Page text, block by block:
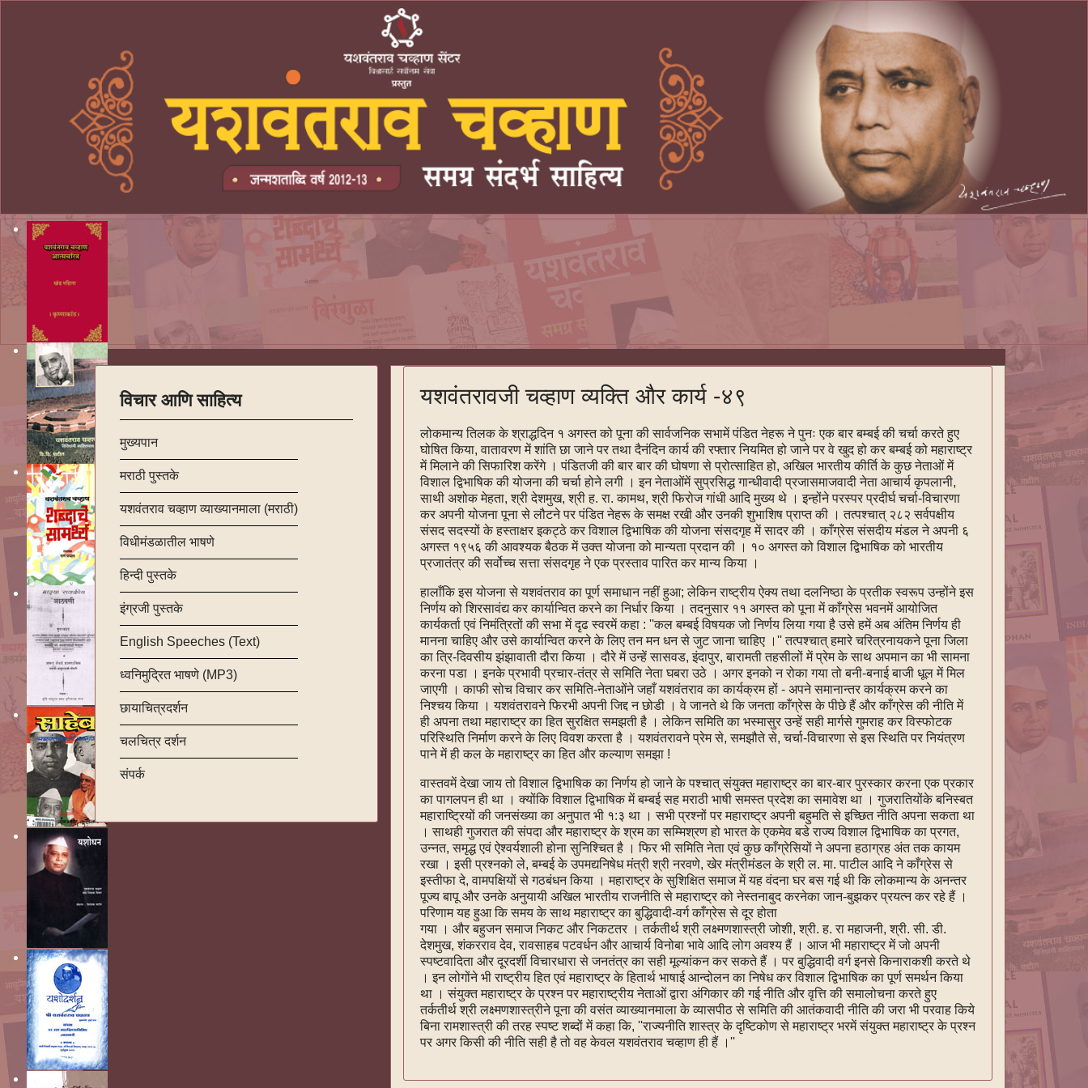
विचार आणि साहित्य
मुख्यपान
मराठी पुस्तके
यशवंतराव चव्हाण व्याख्यानमाला (मराठी)
विधीमंडळातील भाषणे
हिन्दी पुस्तके
इंग्रजी पुस्तके
English Speeches (Text)
ध्वनिमुद्रित भाषणे (MP3)
छायाचित्रदर्शन
चलचित्र दर्शन
संपर्क
यशवंतरावजी चव्हाण व्यक्ति और कार्य -४९
लोकमान्य तिलक के श्राद्धदिन १ अगस्त को पूना की सार्वजनिक सभामें पंडित नेहरू ने पुनः एक बार बम्बई की चर्चा करते हुए
घोषित किया, वातावरण में शांति छा जाने पर तथा दैनंदिन कार्य की रफ्तार नियमित हो जाने पर वे खुद हो कर बम्बई को महाराष्ट्र
में मिलाने की सिफारिश करेंगे । पंडितजी की बार बार की घोषणा से प्रोत्साहित हो, अखिल भारतीय कीर्ति के कुछ नेताओं में
विशाल द्विभाषिक की योजना की चर्चा होने लगी । इन नेताओंमें सुप्रसिद्ध गान्धीवादी प्रजासमाजवादी नेता आचार्य कृपलानी,
साथी अशोक मेहता, श्री देशमुख, श्री ह. रा. कामथ, श्री फिरोज गांधी आदि मुख्य थे । इन्होंने परस्पर प्रदीर्घ चर्चा-विचारणा
कर अपनी योजना पूना से लौटने पर पंडित नेहरू के समक्ष रखी और उनकी शुभाशिष प्राप्‍त की । तत्पश्चात् २८२ सर्वपक्षीय
संसद सदस्यों के हस्ताक्षर इकट्ठे कर विशाल द्विभाषिक की योजना संसदगृह में सादर की । काँग्रेस संसदीय मंडल ने अपनी ६
अगस्त १९५६ की आवश्यक बैठक में उक्त योजना को मान्यता प्रदान की । १० अगस्त को विशाल द्विभाषिक को भारतीय
प्रजातंत्र की सर्वोच्च सत्ता संसदगृह ने एक प्रस्ताव पारित कर मान्य किया ।
हालाँकि इस योजना से यशवंतराव का पूर्ण समाधान नहीं हुआ; लेकिन राष्ट्रीय ऐक्य तथा दलनिष्ठा के प्रतीक स्वरूप उन्होंने इस
निर्णय को शिरसावंद्य कर कार्यान्वित करने का निर्धार किया । तदनुसार ११ अगस्त को पूना में काँग्रेस भवनमें आयोजित
कार्यकर्ता एवं निमंत्रितों की सभा में दृढ स्वरमें कहा : ''कल बम्बई विषयक जो निर्णय लिया गया है उसे हमें अब अंतिम निर्णय ही
मानना चाहिए और उसे कार्यान्वित करने के लिए तन मन धन से जुट जाना चाहिए ।'' तत्पश्चात् हमारे चरित्रनायकने पूना जिला
का त्रि-दिवसीय झंझावाती दौरा किया । दौरे में उन्हें सासवड, इंदापुर, बारामती तहसीलों में प्रेम के साथ अपमान का भी सामना
करना पडा । इनके प्रभावी प्रचार-तंत्र से समिति नेता घबरा उठे । अगर इनको न रोका गया तो बनी-बनाई बाजी धूल में मिल
जाएगी । काफी सोच विचार कर समिति-नेताओंने जहाँ यशवंतराव का कार्यक्रम हों - अपने समानान्तर कार्यक्रम करने का
निश्चय किया । यशवंतरावने फिरभी अपनी जिद्द न छोडी । वे जानते थे कि जनता काँग्रेस के पीछे हैं और काँग्रेस की नीति में
ही अपना तथा महाराष्ट्र का हित सुरक्षित समझती है । लेकिन समिति का भस्मासुर उन्हें सही मार्गसे गुमराह कर विस्फोटक
परिस्थिति निर्माण करने के लिए विवश करता है । यशवंतरावने प्रेम से, समझौते से, चर्चा-विचारणा से इस स्थिति पर नियंत्रण
पाने में ही कल के महाराष्ट्र का हित और कल्याण समझा !
वास्तवमें देखा जाय तो विशाल द्विभाषिक का निर्णय हो जाने के पश्चात् संयुक्त महाराष्ट्र का बार-बार पुरस्कार करना एक प्रकार
का पागलपन ही था । क्योंकि विशाल द्विभाषिक में बम्बई सह मराठी भाषी समस्त प्रदेश का समावेश था । गुजरातियोंके बनिस्बत
महाराष्ट्रियों की जनसंख्या का अनुपात भी १:३ था । सभी प्रश्नों पर महाराष्ट्र अपनी बहुमति से इच्छित नीति अपना सकता था
। साथही गुजरात की संपदा और महाराष्ट्र के श्रम का सम्मिश्रण हो भारत के एकमेव बडे राज्य विशाल द्विभाषिक का प्रगत,
उन्नत, समृद्ध एवं ऐश्वर्यशाली होना सुनिश्चित है । फिर भी समिति नेता एवं कुछ काँग्रेसियों ने अपना हठाग्रह अंत तक कायम
रखा । इसी प्रश्नको ले, बम्बई के उपमद्यनिषेध मंत्री श्री नरवणे, खेर मंत्रीमंडल के श्री ल. मा. पाटील आदि ने काँग्रेस से
इस्तीफा दे, वामपक्षियों से गठबंधन किया । महाराष्ट्र के सुशिक्षित समाज में यह वंदना घर बस गई थी कि लोकमान्य के अनन्तर
पूज्य बापू और उनके अनुयायी अखिल भारतीय राजनीति से महाराष्ट्र को नेस्तनाबुद करनेका जान-बुझकर प्रयत्‍न कर रहे हैं ।
परिणाम यह हुआ कि समय के साथ महाराष्ट्र का बुद्धिवादी-वर्ग काँग्रेस से दूर होता
गया । और बहुजन समाज निकट और निकटतर । तर्कतीर्थ श्री लक्ष्मणशास्त्री जोशी, श्री. ह. रा महाजनी, श्री. सी. डी.
देशमुख, शंकरराव देव, रावसाहब पटवर्धन और आचार्य विनोबा भावे आदि लोग अवश्य हैं । आज भी महाराष्ट्र में जो अपनी
स्पष्टवादिता और दूरदर्शी विचारधारा से जनतंत्र का सही मूल्यांकन कर सकते हैं । पर बुद्धिवादी वर्ग इनसे किनाराकशी करते थे
। इन लोगोंने भी राष्ट्रीय हित एवं महाराष्ट्र के हितार्थ भाषाई आन्दोलन का निषेध कर विशाल द्विभाषिक का पूर्ण समर्थन किया
था । संयुक्त महाराष्ट्र के प्रश्न पर महाराष्ट्रीय नेताओं द्वारा अंगिकार की गई नीति और वृत्ति की समालोचना करते हुए
तर्कतीर्थ श्री लक्ष्मणशास्त्रीने पूना की वसंत व्याख्यानमाला के व्यासपीठ से समिति की आतंकवादी नीति की जरा भी परवाह किये
बिना रामशास्त्री की तरह स्पष्ट शब्दों में कहा कि, ''राज्यनीति शास्त्र के दृष्टिकोण से महाराष्ट्र भरमें संयुक्त महाराष्ट्र के प्रश्न
पर अगर किसी की नीति सही है तो वह केवल यशवंतराव चव्हाण ही हैं ।''